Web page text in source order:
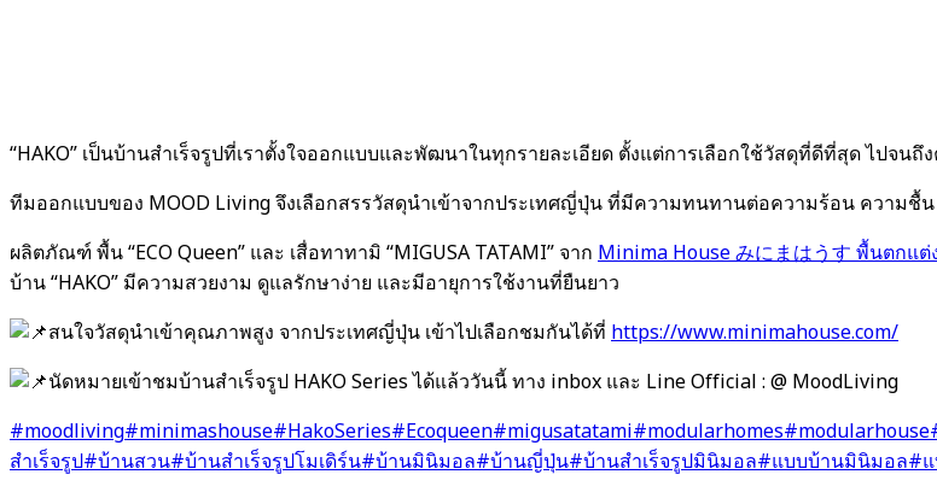
“HAKO” เป็นบ้านสำเร็จรูปที่เราตั้งใจออกแบบและพัฒนาในทุกรายละเอียด ตั้งแต่การเลือกใช้วัสดุที่ดีที่สุด ไปจ
ทีมออกแบบของ MOOD Living จึงเลือกสรรวัสดุนำเข้าจากประเทศญี่ปุ่น ที่มีความทนทานต่อความร้อน ความชื้
ผลิตภัณฑ์ พื้น “ECO Queen” และ เสื่อทาทามิ “MIGUSA TATAMI” จาก Minima House みにまはうす พื้นตกแ
บ้าน “HAKO” มีความสวยงาม ดูแลรักษาง่าย และมีอายุการใช้งานที่ยืนยาว
สนใจวัสดุนำเข้าคุณภาพสูง จากประเทศญี่ปุ่น เข้าไปเลือกชมกันได้ที่ https://www.minimahouse.com/
นัดหมายเข้าชมบ้านสำเร็จรูป HAKO Series ได้แล้ววันนี้ ทาง inbox และ Line Official : @ MoodLiving
#moodliving#minimashouse#HakoSeries#Ecoqueen#migusatatami#modularhomes#modularhouse
สำเร็จรูป#บ้านสวน#บ้านสำเร็จรูปโมเดิร์น#บ้านมินิมอล#บ้านญี่ปุ่น#บ้านสำเร็จรูปมินิมอล#แบบบ้านมินิมอล#